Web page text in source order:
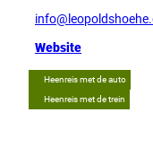
Website
Heenreis met de auto
Heenreis met de trein